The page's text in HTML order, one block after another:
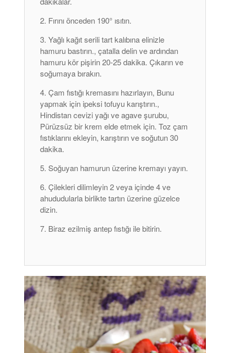
Fırını önceden 190° ısıtın.
Yağlı kağıt serili tart kalıbına elinizle
hamuru bastırın., çatalla delin ve ardından
hamuru kör pişirin 20-25 dakika. Çıkarın ve
soğumaya bırakın.
Çam fıstığı kremasını hazırlayın, Bunu
yapmak için ipeksi tofuyu karıştırın.,
Hindistan cevizi yağı ve agave şurubu,
Pürüzsüz bir krem ​​elde etmek için. Toz çam
fıstıklarını ekleyin, karıştırın ve soğutun 30
dakika.
Soğuyan hamurun üzerine kremayı yayın.
Çilekleri dilimleyin 2 veya içinde 4 ve
ahududularla birlikte tartın üzerine güzelce
dizin.
Biraz ezilmiş antep fıstığı ile bitirin.